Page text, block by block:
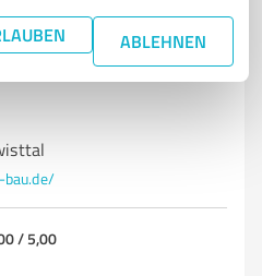
ABLEHNEN
FASSADENARBEITEN
- SCHLÜSSELFERTIG
/ 5,00